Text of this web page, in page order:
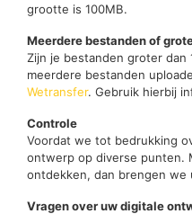
grootte is 100MB.
Meerdere bestanden of
Zijn je bestanden groter dan
meerdere bestanden
Wetransfer. Gebruik hierbij
Controle
Voordat we tot bedrukking
ontwerp op diverse punten.
ontdekken, dan brengen we
Vragen over uw digitale